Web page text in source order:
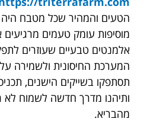
הטעים והמהיר שכל מטבח
מוסיפות עומק טעמים מרגיעים
אלמנטים טבעיים שעוזרים
המערכת החיסונית ולשמירה
תסתפקו בשייקים הישנים,
ותיהנו מדרך חדשה לשמוח
מהבריא.